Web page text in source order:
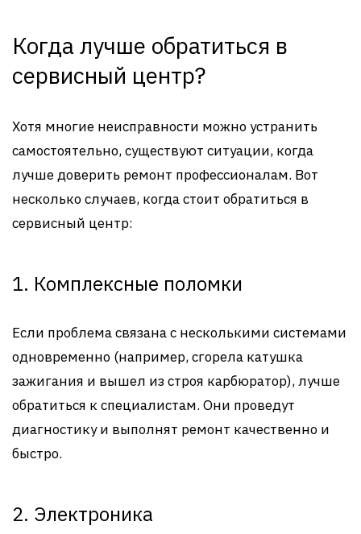
Когда лучше обратиться в
сервисный центр?
Хотя многие неисправности можно устранить
самостоятельно, существуют ситуации, когда
лучше доверить ремонт профессионалам. Вот
несколько случаев, когда стоит обратиться в
сервисный центр:
1. Комплексные поломки
Если проблема связана с несколькими системами
одновременно (например, сгорела катушка
зажигания и вышел из строя карбюратор), лучше
обратиться к специалистам. Они проведут
диагностику и выполнят ремонт качественно и
быстро.
2. Электроника